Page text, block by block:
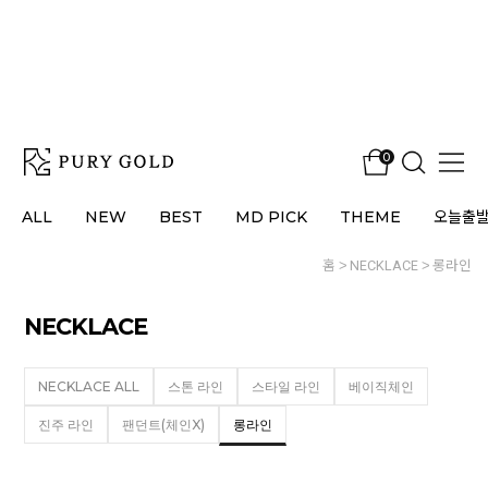
0
ALL NEW BEST MD PICK THEME 오늘출
홈 NECKLACE 롱라인
NECKLACE
NECKLACE ALL 스톤 라인 스타일 라인 베이직체인
진주 라인 팬던트(체인X) 롱라인